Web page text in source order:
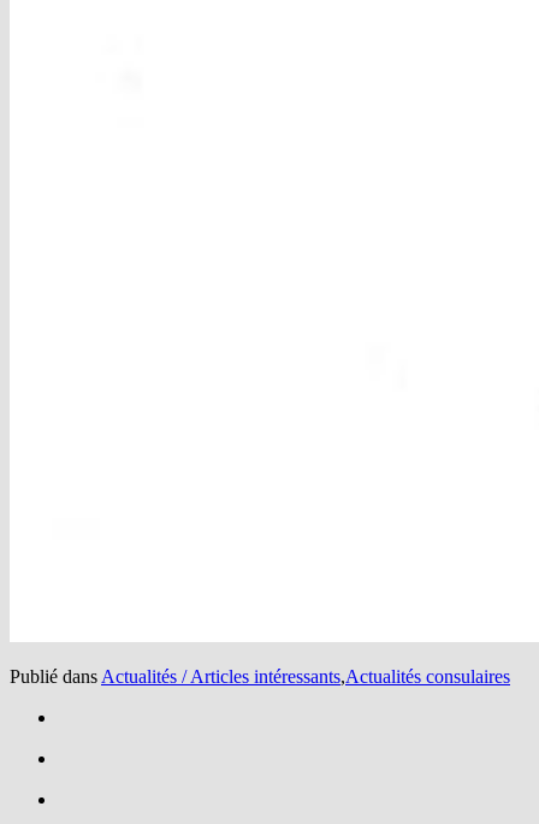
Publié dans Actualités / Articles intéressants,Actualités consulaires